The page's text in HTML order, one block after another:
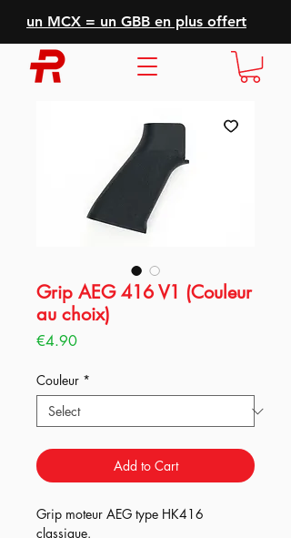
un MCX = un GBB en plus offert
Grip AEG 416 V1 (Couleur
au choix)
€4.90Price
Couleur *
Add to Cart
Grip moteur AEG type HK416
classique.